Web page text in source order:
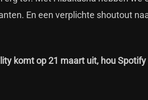
En een verplichte shoutout
komt op 21 maart uit, hou Spotify